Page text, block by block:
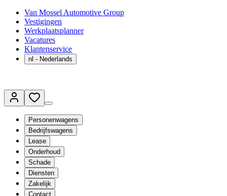
Van Mossel Automotive Group
Vestigingen
Werkplaatsplanner
Vacatures
Klantenservice
nl - Nederlands
Personenwagens
Bedrijfswagens
Lease
Onderhoud
Schade
Diensten
Zakelijk
Contact